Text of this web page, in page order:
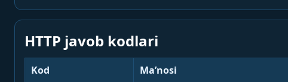
HTTP javob kodlari
Kod Ma’nosi